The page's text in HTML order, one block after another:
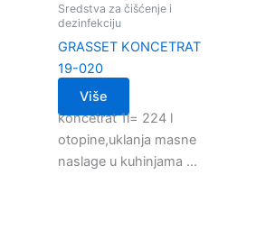
Sredstva za čišćenje i
dezinfekciju
GRASSET KONCETRAT
19-020
Više
koncetrat 1l= 224 l
otopine,uklanja masne
naslage u kuhinjama …